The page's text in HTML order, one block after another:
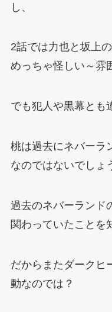
し、
2話では力也と坂上
めっちゃ怪しい～雰
でも犯人や黒幕とも
桃は過去にネバーラ
なのではないでしょ
過去のネバーランド
関わっていたことを
だからまたダークヒ
動なのでは？